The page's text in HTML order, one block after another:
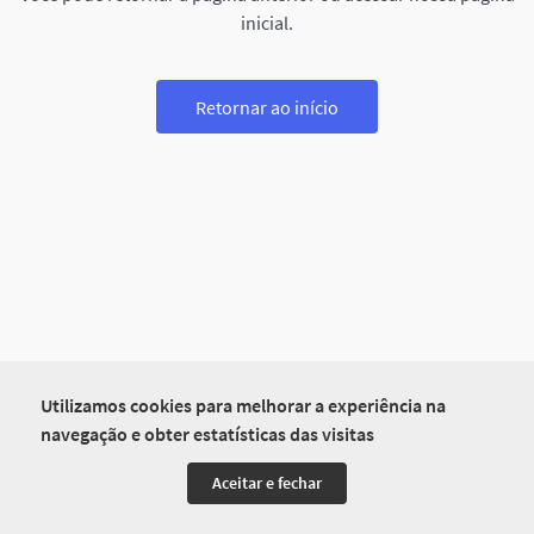
Utilizamos cookies para melhorar a experiência na
navegação e obter estatísticas das visitas
Aceitar e fechar
inicial.
Retornar ao início